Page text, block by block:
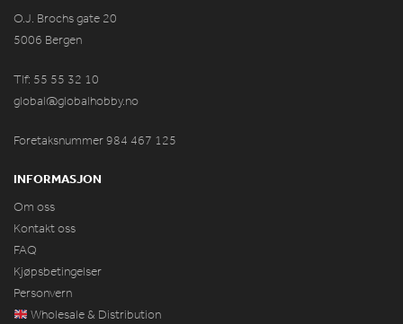
O.J. Brochs gate 20
5006 Bergen
Tlf: 55 55 32 10
global@globalhobby.no
Foretaksnummer 984 467 125
INFORMASJON
Om oss
Kontakt oss
FAQ
Kjøpsbetingelser
Personvern
Wholesale & Distribution